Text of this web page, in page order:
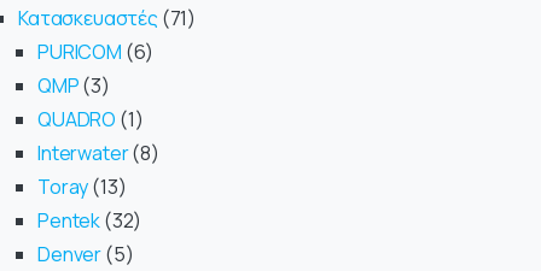
Κατασκευαστές 71
PURICOM 6
QMP 3
QUADRO 1
Interwater 8
Toray 13
Pentek 32
Denver 5